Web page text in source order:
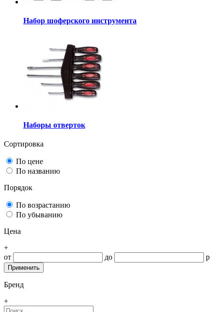
Набор шоферского инструмента
Наборы отверток
Сортировка
По цене
По названию
Порядок
По возрастанию
По убыванию
Цена
+
от
до р
Бренд
+